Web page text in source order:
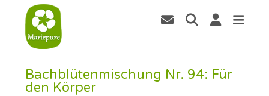
Bachblütenmischung Nr. 94: Für
den Körper